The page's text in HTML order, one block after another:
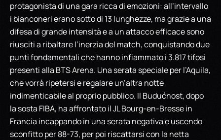
protagonista di una gara ricca di emozioni: all’intervallo
i bianconeri erano sotto di 13 lunghezze, ma grazie a una
difesa di grande intensità e a un attacco efficace sono
riusciti a ribaltare l’inerzia del match, conquistando due
punti fondamentali che hanno infiammato i 3.817 tifosi
presenti alla BTS Arena. Una serata speciale per l’Aquila,
che vorrà ripetersi e regalare un’altra notte
indimenticabile al proprio pubblico. Il Budućnost, dopo
la sosta FIBA, ha affrontato il JL Bourg-en-Bresse in
Francia incappando in una serata negativa e uscendo
sconfitto per 88-73, per poi riscattarsi con la netta